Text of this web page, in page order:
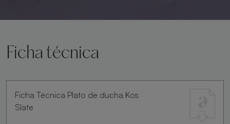
Ficha técnica
Ficha Técnica Plato de ducha Kos
Slate